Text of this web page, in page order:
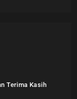
Terima Kasih